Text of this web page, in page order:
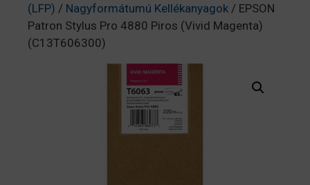
(LFP) / Nagyformátumú Kellékanyagok / EPSON
Patron Stylus Pro 4880 Piros (Vivid Magenta)
(C13T606300)